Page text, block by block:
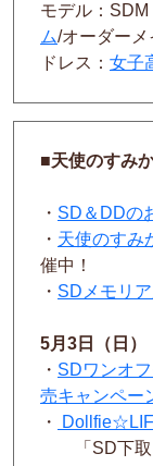
モデル：SDM
ム/オーダーメ
ドレス： 女子
■天使のすみ
・ SD＆DDの
・ 天使のすみ
催中！
・ SDメモリ
5月3日（日）
・ SDワンオ
売キャンペー
・
「SD下取り